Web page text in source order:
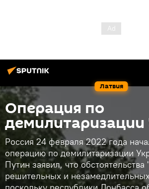
Латвия
Операция по
Россия 24 февраля 2022 года
операцию по демилитаризации
Путин заявил, что
решительных и